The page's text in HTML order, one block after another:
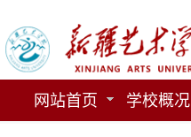
网站首页 学校概况